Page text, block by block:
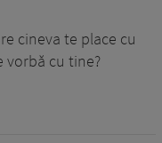
cineva te place cu
vorbă cu tine?